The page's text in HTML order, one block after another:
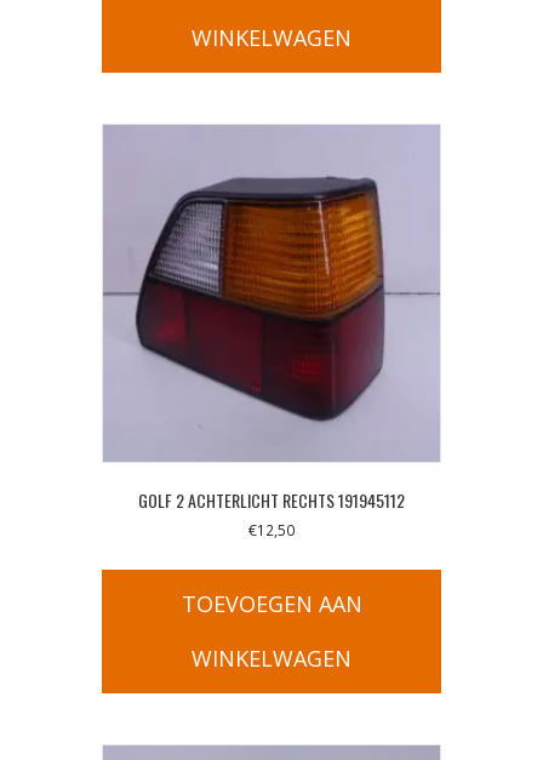
WINKELWAGEN
GOLF 2 ACHTERLICHT RECHTS 191945112
€12,50
TOEVOEGEN AAN
WINKELWAGEN